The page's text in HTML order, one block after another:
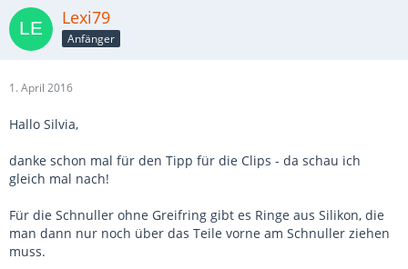
Lexi79
Anfänger
1. April 2016
Hallo Silvia,
danke schon mal für den Tipp für die Clips - da schau ich
gleich mal nach!
Für die Schnuller ohne Greifring gibt es Ringe aus Silikon, die
man dann nur noch über das Teile vorne am Schnuller ziehen
muss.